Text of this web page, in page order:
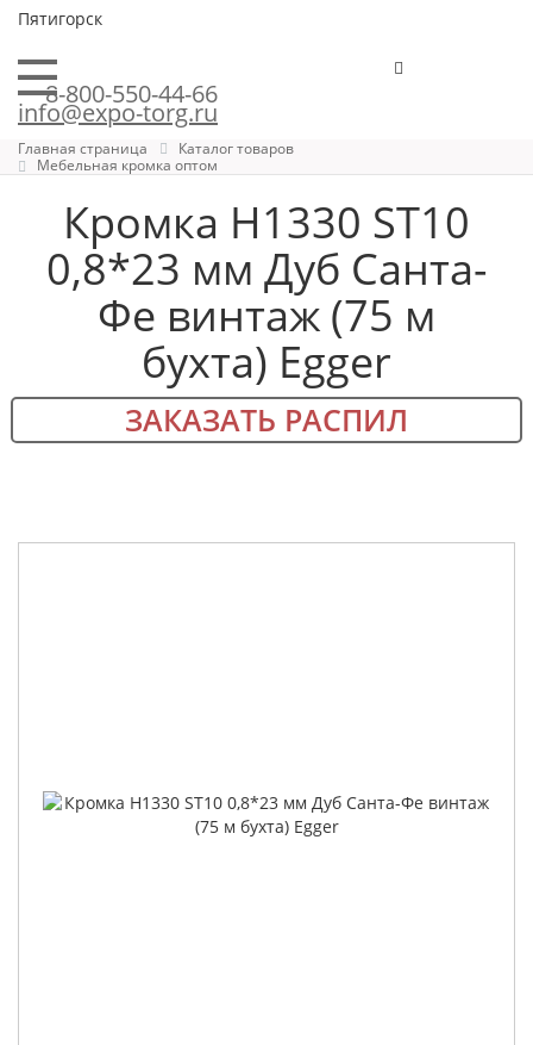
Пятигорск
8-800-550-44-66
info@expo-torg.ru
Главная страница
Каталог товаров
Мебельная кромка оптом
Кромка H1330 ST10
0,8*23 мм Дуб Санта-
Фе винтаж (75 м
бухта) Egger
ЗАКАЗАТЬ РАСПИЛ